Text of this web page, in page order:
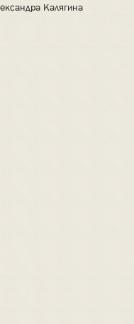
Калягина